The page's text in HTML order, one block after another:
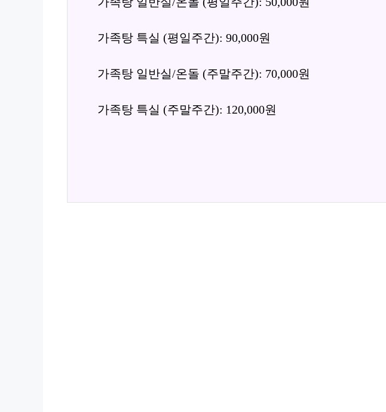
가족탕 특실 (평일주간): 90,000원
가족탕 일반실/온돌 (주말주간): 70,000원
가족탕 특실 (주말주간): 120,000원